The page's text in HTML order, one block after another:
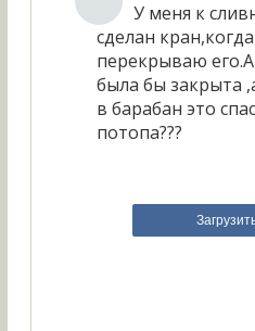
У меня к
сделан
перекрываю
была бы закрыта
в барабан это
потопа???